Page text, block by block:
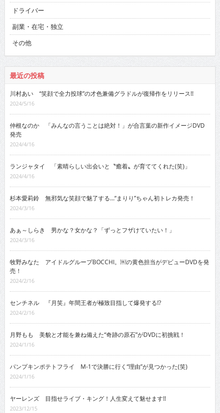
ドライバー
副業・在宅・独立
その他
最近の投稿
川村あい “笑顔で全力投球”の才色兼備グラドルが復帰作をリリース!!
2024/5/16
仲根なのか 「みんなの言うことは絶対！」が合言葉の新作イメージDVD
発売
2024/4/16
ランジャタイ 「素晴らしい出会いと〝癒着〟が育ててくれた(笑)」
2024/4/16
杉本愛莉鈴 無邪気な笑顔で魅了する…“まりり”ちゃん初トレカ発売！
2024/3/16
あぁ～しらき 男かな？女かな？「ずっとフザけていたい！」
2024/3/16
牧野みなた アイドルグループBOCCHI。￼の黄色担当がデビューDVDを発
売！
2024/2/16
センチネル 『月笑』年間王者が極致目指して爆発する!?
2024/2/16
月野もも 美貌と才能を兼ね備えた“奇跡の原石”がDVDに初挑戦！
2024/1/16
パンプキンポテトフライ M-1で決勝に行く“理由”が見つかった(笑)
2024/1/16
ヤーレンズ 目指せライブ・キング！人生変えて魅せます!!
2023/12/15